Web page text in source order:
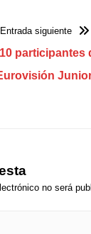
Entrada siguiente
participantes
no será